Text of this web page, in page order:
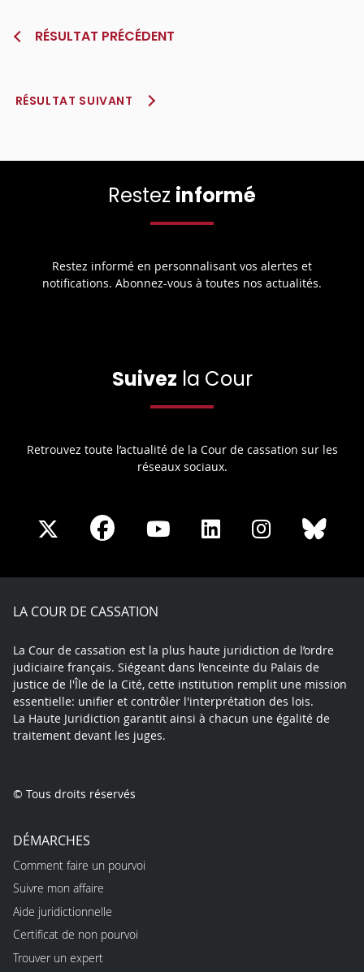
RÉSULTAT PRÉCÉDENT
RÉSULTAT SUIVANT
Restez informé
Restez informé en personnalisant vos alertes et
notifications. Abonnez-vous à toutes nos actualités.
Suivez la Cour
Retrouvez toute l’actualité de la Cour de cassation sur les
réseaux sociaux.
Share
X
Share
Facebook
Share
Youtube
Share
LinkedIn
Share
Instagram
LA COUR DE CASSATION
La Cour de cassation est la plus haute juridiction de l’ordre
judiciaire français. Siégeant dans l’enceinte du Palais de
justice de l'Île de la Cité, cette institution remplit une mission
essentielle: unifier et contrôler l'interprétation des lois.
La Haute Juridiction garantit ainsi à chacun une égalité de
traitement devant les juges.
© Tous droits réservés
DÉMARCHES
Comment faire un pourvoi
Suivre mon affaire
Aide juridictionnelle
Certificat de non pourvoi
Trouver un expert